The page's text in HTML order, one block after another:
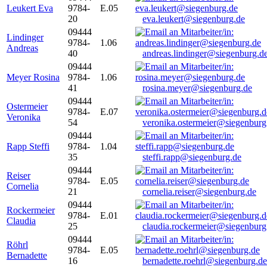
Leukert Eva
9784-
20
E.05
eva.leukert@siegenburg.de
Lindinger
Andreas
09444
9784-
40
1.06
Meyer Rosina
09444
9784-
41
1.06
rosina.meyer@siegenburg.de
Ostermeier
Veronika
09444
9784-
54
E.07
Rapp Steffi
09444
9784-
35
1.04
steffi.rapp@siegenburg.de
Reiser
Cornelia
09444
9784-
21
E.05
cornelia.reiser@siegenburg.de
Rockermeier
Claudia
09444
9784-
25
E.01
Röhrl
Bernadette
09444
9784-
16
E.05
bernadette.roehrl@siegenburg.de